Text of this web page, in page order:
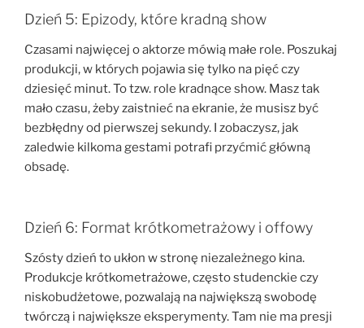
Dzień 5: Epizody, które kradną show
Czasami najwięcej o aktorze mówią małe role. Poszukaj
produkcji, w których pojawia się tylko na pięć czy
dziesięć minut. To tzw. role kradnące show. Masz tak
mało czasu, żeby zaistnieć na ekranie, że musisz być
bezbłędny od pierwszej sekundy. I zobaczysz, jak
zaledwie kilkoma gestami potrafi przyćmić główną
obsadę.
Dzień 6: Format krótkometrażowy i offowy
Szósty dzień to ukłon w stronę niezależnego kina.
Produkcje krótkometrażowe, często studenckie czy
niskobudżetowe, pozwalają na największą swobodę
twórczą i największe eksperymenty. Tam nie ma presji